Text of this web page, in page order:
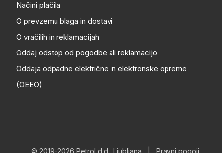
Načini plačila
O prevzemu blaga in dostavi
O vračilih in reklamacijah
Oddaj odstop od pogodbe ali reklamacijo
Oddaja odpadne električne in elektronske opreme
(OEEO)
© 2019-2026 Petrol d.d., Ljubljana Pravni pogoji